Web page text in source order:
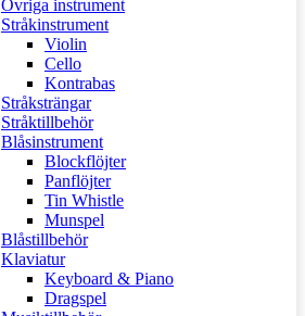
Övriga instrument
Stråkinstrument
Violin
Cello
Kontrabas
Stråksträngar
Stråktillbehör
Blåsinstrument
Blockflöjter
Panflöjter
Tin Whistle
Munspel
Blåstillbehör
Klaviatur
Keyboard & Piano
Dragspel